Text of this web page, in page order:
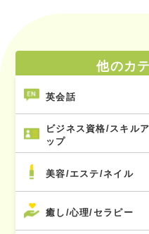
他のカ
英会話
ビジネス資格/スキルア
ップ
美容/エステ/ネイル
癒し/心理/セラピー